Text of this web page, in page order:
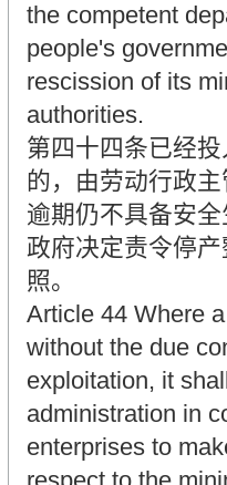
the competent
people's
rescission of its
authorities.
第四十四条已经
的，由劳动行政
逾期仍不具备安
政府决定责令停
照。
Article 44 Where
without the due
exploitation, it
administration in
enterprises to